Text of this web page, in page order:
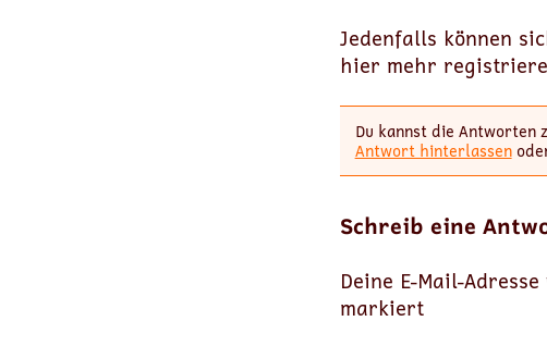
Jedenfalls können
hier mehr
Du kannst die Antworten
Antwort hinterlassen
Schreib eine
Deine E-Mail-
markiert